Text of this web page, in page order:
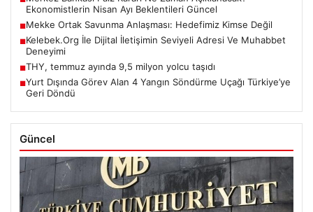
Ekonomistlerin Nisan Ayı Beklentileri Güncel
■Mekke Ortak Savunma Anlaşması: Hedefimiz Kimse Değil
■Kelebek.Org İle Dijital İletişimin Seviyeli Adresi Ve Muhabbet
Deneyimi
■THY, temmuz ayında 9,5 milyon yolcu taşıdı
■Yurt Dışında Görev Alan 4 Yangın Söndürme Uçağı Türkiye’ye
Geri Döndü
Güncel